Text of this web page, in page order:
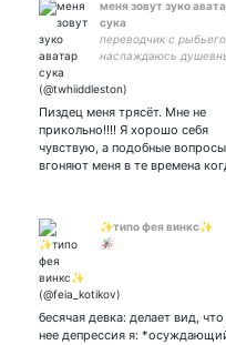
меня зовут зуко
сука
переводчик с
наслаждаюсь
Пиздец меня трясёт. Мне не
прикольно!!!! Я хорошо себя
чувствую, а подобные вопросы
вгоняют меня в те времена
✨типо фея винкс✨
🪅
бесячая девка: делает вид, что
нее депрессия я: